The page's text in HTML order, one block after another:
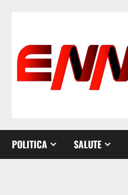
POLITICA SALUTE